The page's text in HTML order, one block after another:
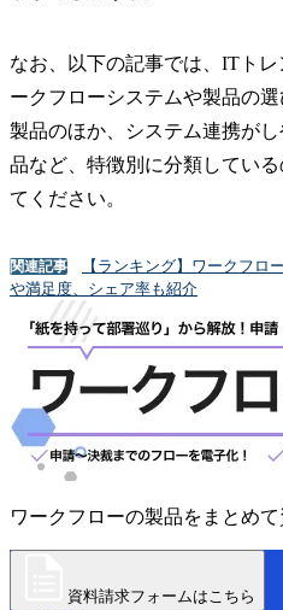
なお、以下の記事では、ITト
ークフローシステムや製品の
製品のほか、システム連携が
品など、特徴別に分類してい
てください。
関連記事
【ランキング】ワークフロ
や満足度、シェア率も紹介
ワークフローの製品をまとめて
資料請求フォームはこちら